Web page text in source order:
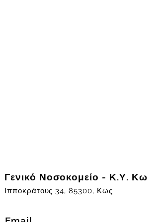
Γενικό Νοσοκομείο - Κ.Υ. Κω
Ιπποκράτους 34, 85300, Κως